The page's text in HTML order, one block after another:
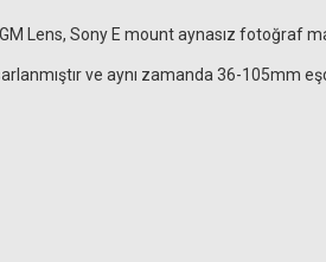
Lens, Sony E mount aynasız fotoğraf
ve aynı zamanda 36-105mm